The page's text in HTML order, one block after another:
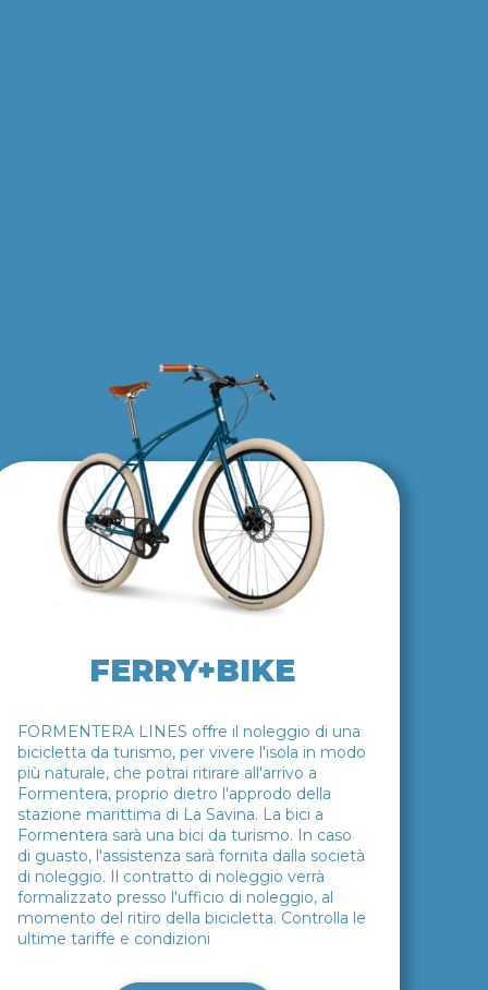
FERRY+BIKE
FORMENTERA LINES offre il noleggio di una
bicicletta da turismo, per vivere l'isola in modo
più naturale, che potrai ritirare all'arrivo a
Formentera, proprio dietro l'approdo della
stazione marittima di La Savina. La bici a
Formentera sarà una bici da turismo. In caso
di guasto, l'assistenza sarà fornita dalla società
di noleggio. Il contratto di noleggio verrà
formalizzato presso l'ufficio di noleggio, al
momento del ritiro della bicicletta. Controlla le
ultime tariffe e condizioni